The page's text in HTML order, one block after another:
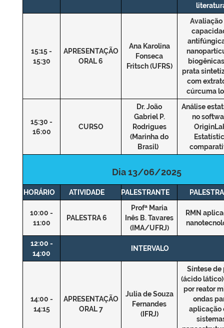
15:15 -
15:30
APRESENTAÇÃO
ORAL 6
Ana Karolina
Fonseca
Fritsch (UFRS)
Avaliação
prata
com
cúrcuma
15:30 -
16:00
CURSO
Dr. João
Gabriel P.
Rodrigues
(Marinha do
Brasil)
Análise
no
Dia 13/06/2025
HORÁRIO ATIVIDADE PALESTRANTE PALESTRA
10:00 -
11:00
PALESTRA 6
Profª Maria
Inês B. Tavares
(IMA/UFRJ)
RMN
12:00 -
14:00
INTERVALO
14:00 -
14:15
APRESENTAÇÃO
ORAL 7
Julia de Souza
Fernandes
(IFRJ)
Síntese de
(ácido lático)
por reator
ondas
aplicação